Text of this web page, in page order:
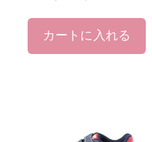
カートに入れる